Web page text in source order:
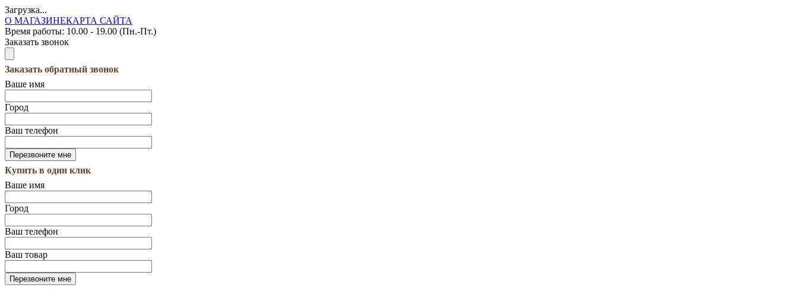
Загрузка...
О МАГАЗИНЕКАРТА САЙТА
Время работы: 10.00 - 19.00 (Пн.-Пт.)
Заказать звонок
Заказать обратный звонок
Ваше имя
Город
Ваш телефон
Купить в один клик
Ваше имя
Город
Ваш телефон
Ваш товар